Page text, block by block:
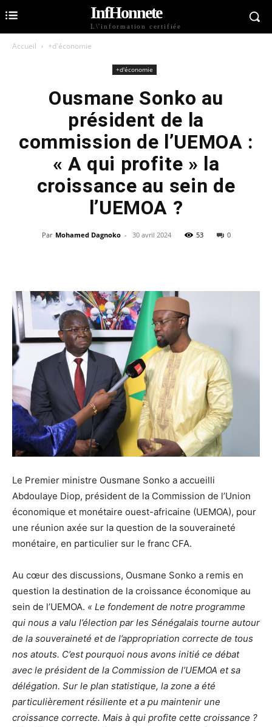
InfHonnete
L\'information certifiée
Accueil +d'économie
+d'économie
Ousmane Sonko au
président de la
commission de l’UEMOA :
« A qui profite » la
croissance au sein de
l’UEMOA ?
Par Mohamed Dagnoko - 30 avril 2024 53 0
Le Premier ministre Ousmane Sonko a accueilli
Abdoulaye Diop, président de la Commission de l’Union
économique et monétaire ouest-africaine (UEMOA), pour
une réunion axée sur la question de la souveraineté
monétaire, en particulier sur le franc CFA.
Au cœur des discussions, Ousmane Sonko a remis en
question la destination de la croissance économique au
sein de l’UEMOA. « Le fondement de notre programme
qui nous a valu l’élection par les Sénégalais tourne autour
de la souveraineté et de l’appropriation correcte de tous
nos atouts. C’est pourquoi nous avons initié ce débat
avec le président de la Commission de l’UEMOA et sa
délégation. Sur le plan statistique, la zone a été
particulièrement résiliente et a pu maintenir une
croissance correcte. Mais à qui profite cette croissance ?